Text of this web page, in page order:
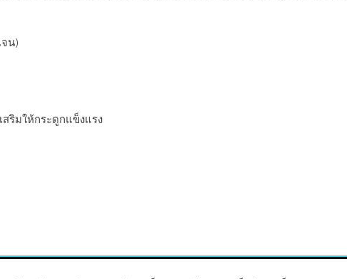
น)
ริมให้กระดูกแข็งแรง